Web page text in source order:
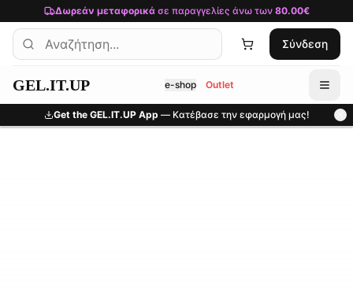
Μετάβαση στο κύριο περιεχόμενο
Δωρεάν μεταφορικάσε παραγγελίες άνω των 80.00€
Σύνδεση
GEL.IT.UP e-shop Outlet
Get the GEL.IT.UP App — Κατέβασε την εφαρμογή μας!